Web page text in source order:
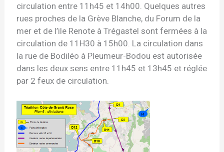
circulation entre 11h45 et 14h00. Quelques autres
rues proches de la Grève Blanche, du Forum de la
mer et de l’ile Renote à Trégastel sont fermées à la
circulation de 11H30 à 15h00. La circulation dans
la rue de Bodiléo à Pleumeur-Bodou est autorisée
dans les deux sens entre 11h45 et 13h45 et réglée
par 2 feux de circulation.